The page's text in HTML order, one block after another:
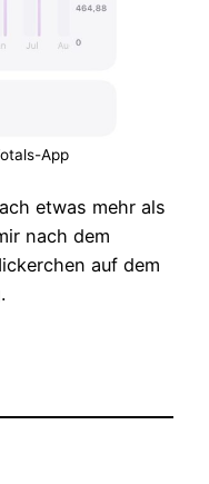
App
etwas mehr als
nach dem
auf dem